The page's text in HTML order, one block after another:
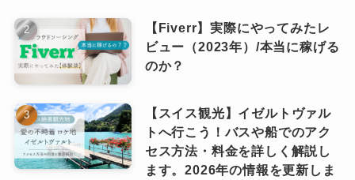
【Fiverr】実際にやってみたレ
ビュー（2023年）/本当に稼げる
のか？
【スイス観光】イゼルトヴァル
トへ行こう！バスや船でのアク
セス方法・料金を詳しく解説し
ます。2026年の情報を更新しま